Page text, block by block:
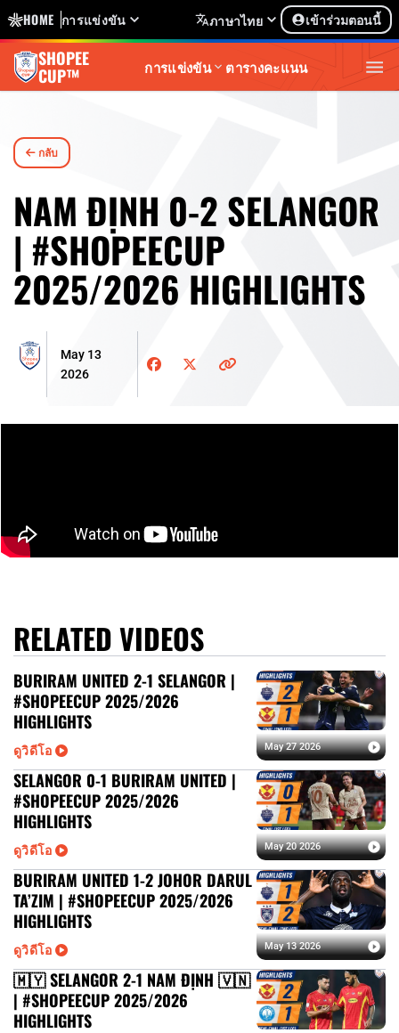
HOME การแข่งขัน ภาษาไทย เข้าร่วมตอนนี้
SHOPEE
CUP™ การแข่งขัน ตารางคะแนน
กลับ
NAM ĐỊNH 0-2 SELANGOR
| #SHOPEECUP
2025/2026 HIGHLIGHTS
May 13
2026
RELATED VIDEOS
May 27 2026
BURIRAM UNITED 2-1 SELANGOR |
#SHOPEECUP 2025/2026
HIGHLIGHTS
ดูวิดีโอ
May 20 2026
SELANGOR 0-1 BURIRAM UNITED |
#SHOPEECUP 2025/2026
HIGHLIGHTS
ดูวิดีโอ
May 13 2026
BURIRAM UNITED 1-2 JOHOR DARUL
TA’ZIM | #SHOPEECUP 2025/2026
HIGHLIGHTS
ดูวิดีโอ
🇲🇾 SELANGOR 2-1 NAM ĐỊNH 🇻🇳
| #SHOPEECUP 2025/2026
HIGHLIGHTS